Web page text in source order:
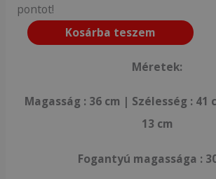
pontot!
Kosárba teszem
Méretek:
Magasság : 36 cm | Szélesség : 41
13 cm
Fogantyú magassága :